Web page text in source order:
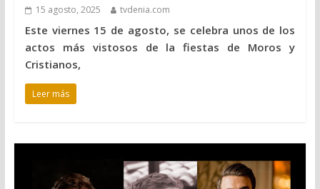
15 agosto, 2025 tvdenia.com
Este viernes 15 de agosto, se celebra unos de los
actos más vistosos de la fiestas de Moros y
Cristianos,
Leer más